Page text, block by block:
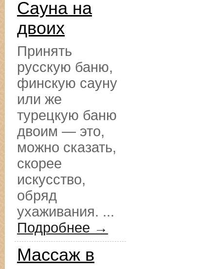
Сауна на
двоих
Принять
русскую баню,
финскую сауну
или же
турецкую баню
двоим — это,
можно сказать,
скорее
искусство,
обряд
ухаживания. ...
Подробнее →
Массаж в